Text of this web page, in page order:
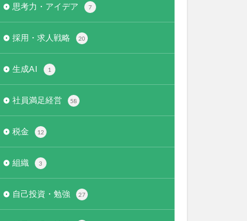
思考力・アイデア 7
採用・求人戦略 20
生成AI 1
社員満足経営 58
税金 12
組織 3
自己投資・勉強 27